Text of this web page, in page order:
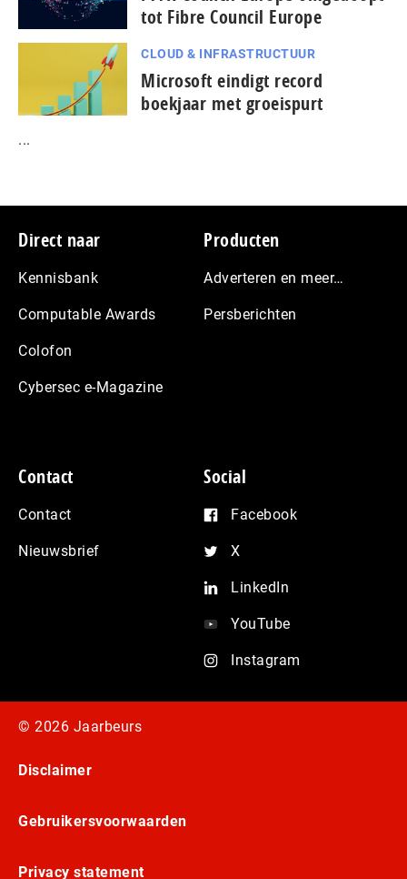
tot Fibre Council Europe
CLOUD & INFRASTRUCTUUR
Microsoft eindigt record
boekjaar met groeispurt
...
Footer
Direct naar
Kennisbank
Computable Awards
Colofon
Cybersec e-Magazine
Producten
Adverteren en meer…
Persberichten
Contact
Contact
Nieuwsbrief
Social
Facebook
X
LinkedIn
YouTube
Instagram
© 2026 Jaarbeurs
Disclaimer
Gebruikersvoorwaarden
Privacy statement